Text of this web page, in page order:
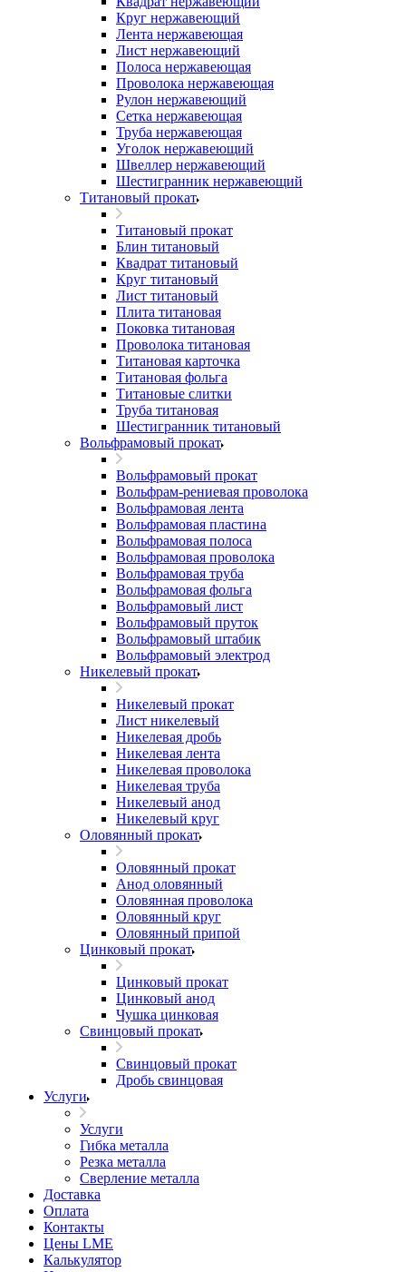
Круг нержавеющий
Лента нержавеющая
Лист нержавеющий
Полоса нержавеющая
Проволока нержавеющая
Рулон нержавеющий
Сетка нержавеющая
Труба нержавеющая
Уголок нержавеющий
Швеллер нержавеющий
Шестигранник нержавеющий
Титановый прокат
Титановый прокат
Блин титановый
Квадрат титановый
Круг титановый
Лист титановый
Плита титановая
Поковка титановая
Проволока титановая
Титановая карточка
Титановая фольга
Титановые слитки
Труба титановая
Шестигранник титановый
Вольфрамовый прокат
Вольфрамовый прокат
Вольфрам-рениевая проволока
Вольфрамовая лента
Вольфрамовая пластина
Вольфрамовая полоса
Вольфрамовая проволока
Вольфрамовая труба
Вольфрамовая фольга
Вольфрамовый лист
Вольфрамовый пруток
Вольфрамовый штабик
Вольфрамовый электрод
Никелевый прокат
Никелевый прокат
Лист никелевый
Никелевая дробь
Никелевая лента
Никелевая проволока
Никелевая труба
Никелевый анод
Никелевый круг
Оловянный прокат
Оловянный прокат
Анод оловянный
Оловянная проволока
Оловянный круг
Оловянный припой
Цинковый прокат
Цинковый прокат
Цинковый анод
Чушка цинковая
Свинцовый прокат
Свинцовый прокат
Дробь свинцовая
Услуги
Услуги
Гибка металла
Резка металла
Сверление металла
Доставка
Оплата
Контакты
Цены LME
Калькулятор